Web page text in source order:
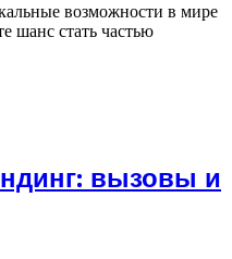
возможности в мире
шанс стать частью
вызовы и